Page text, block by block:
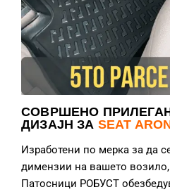
СОВРШЕНО
ДИЗАЈН ЗА SEAT
Изработени по мерка за да
димензии на вашето
Патосници РОБУСТ